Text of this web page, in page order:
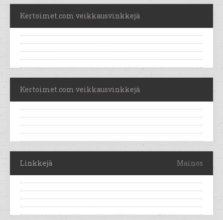
Kertoimet.com veikkausvinkkejä
Kertoimet.com veikkausvinkkejä
Linkkejä Mainos